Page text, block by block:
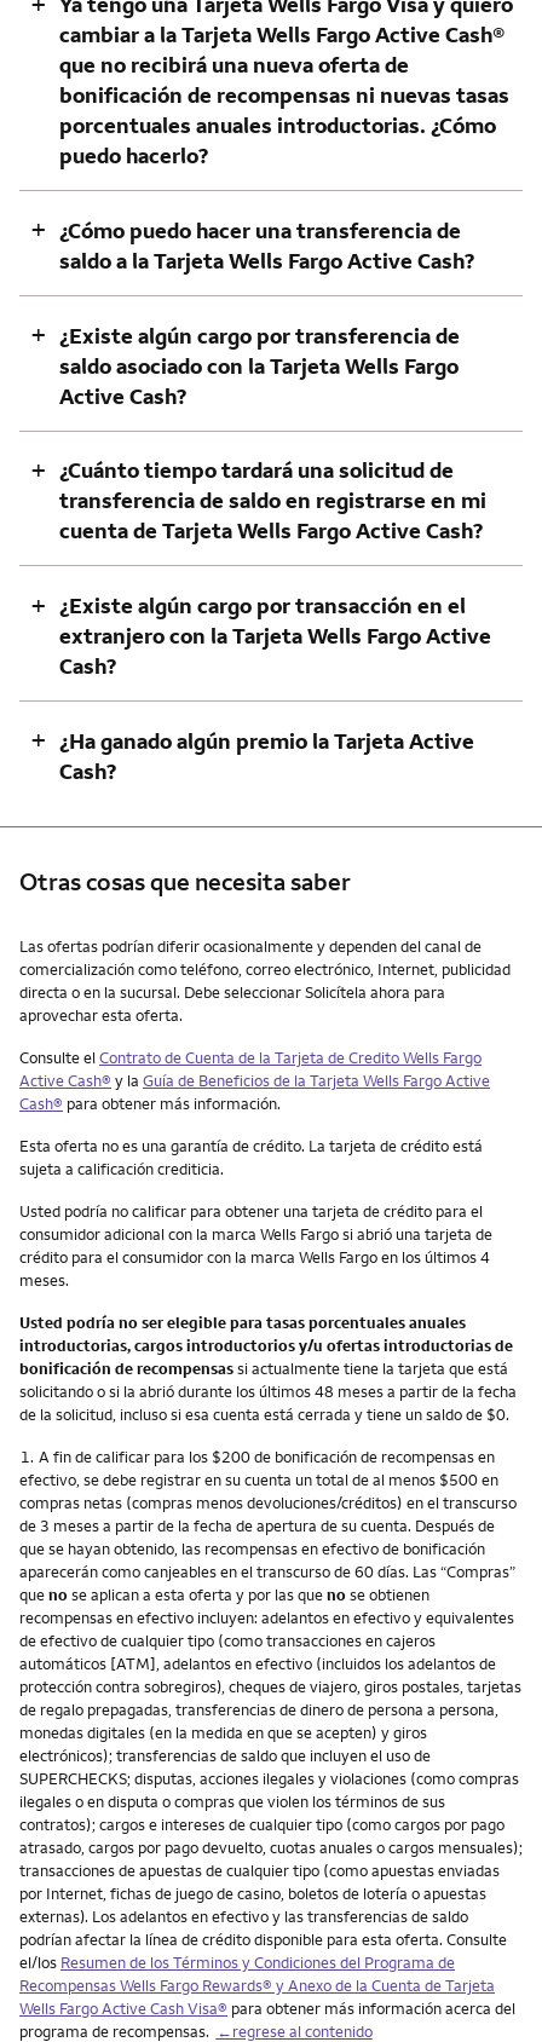
cambiar a la Tarjeta Wells Fargo Active Cash®
que no recibirá una nueva oferta de
bonificación de recompensas ni nuevas tasas
porcentuales anuales introductorias. ¿Cómo
puedo hacerlo?
+ ¿Cómo puedo hacer una transferencia de
saldo a la Tarjeta Wells Fargo Active Cash?
+ ¿Existe algún cargo por transferencia de
saldo asociado con la Tarjeta Wells Fargo
Active Cash?
+ ¿Cuánto tiempo tardará una solicitud de
transferencia de saldo en registrarse en mi
cuenta de Tarjeta Wells Fargo Active Cash?
+ ¿Existe algún cargo por transacción en el
extranjero con la Tarjeta Wells Fargo Active
Cash?
+ ¿Ha ganado algún premio la Tarjeta Active
Cash?
Otras cosas que necesita saber
Otras cosas que necesita saber
Las ofertas podrían diferir ocasionalmente y dependen del canal de
comercialización como teléfono, correo electrónico, Internet, publicidad
directa o en la sucursal. Debe seleccionar Solicítela ahora para
aprovechar esta oferta.
Consulte elContrato de Cuenta de la Tarjeta de CreditoWells Fargo
Active Cash® y la Guía de Beneficios de la Tarjeta Wells FargoActive
Cash® para obtener más información.
Esta oferta no es una garantía de crédito. La tarjeta de crédito está
sujeta a calificación crediticia.
Usted podría no calificar para obtener una tarjeta de crédito para el
consumidor adicional con la marca Wells Fargo si abrió una tarjeta de
crédito para el consumidor con la marca Wells Fargo en los últimos 4
meses.
Usted podría no ser elegible para tasas porcentuales anuales
introductorias, cargos introductorios y/u ofertas introductorias de
bonificación de recompensassi actualmente tiene la tarjeta que está
solicitando o si la abrió durante los últimos 48 meses a partir de la fecha
de la solicitud, incluso si esa cuenta está cerrada y tiene un saldo de $0.
Nota
1. A fin de calificar para los $200 de bonificación de recompensas en
efectivo, se debe registrar en su cuenta un total de al menos $500 en
compras netas (compras menos devoluciones/créditos) en el transcurso
de 3 meses a partir de la fecha de apertura de su cuenta. Después de
que se hayan obtenido, las recompensas en efectivo de bonificación
aparecerán como canjeables en el transcurso de 60 días. Las “Compras”
quenose aplican a esta oferta y por las quenose obtienen
recompensas en efectivo incluyen: adelantos en efectivo y equivalentes
de efectivo de cualquier tipo (como transacciones en cajeros
automáticos [ATM], adelantos en efectivo (incluidos los adelantos de
protección contra sobregiros), cheques de viajero, giros postales, tarjetas
de regalo prepagadas, transferencias de dinero de persona a persona,
monedas digitales (en la medida en que se acepten) y giros
electrónicos); transferencias de saldo que incluyen el uso de
SUPERCHECKS; disputas, acciones ilegales y violaciones (como compras
ilegales o en disputa o compras que violen los términos de sus
contratos); cargos e intereses de cualquier tipo (como cargos por pago
atrasado, cargos por pago devuelto, cuotas anuales o cargos mensuales);
transacciones de apuestas de cualquier tipo (como apuestas enviadas
por Internet, fichas de juego de casino, boletos de lotería o apuestas
externas). Los adelantos en efectivo y las transferencias de saldo
podrían afectar la línea de crédito disponible para esta oferta. Consulte
el/los Resumen de los Términos y Condiciones del Programa de
Recompensas Wells Fargo Rewards® y Anexo de la Cuenta de Tarjeta
Wells Fargo Active Cash Visa® para obtener más información acerca del
programa de recompensas. ←regrese al contenido